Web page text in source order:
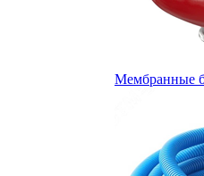
Мембранные